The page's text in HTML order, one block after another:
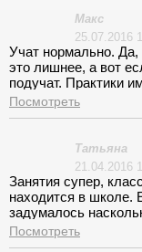
уровне. Больше
выбора времени
Макс
25.07.2016
Учат нормально. Да,
это лишнее, а вот
подучат. Практики
Хотелось, больше
площадка.
Посмотреть
Татьяна
21.04.2016
Занятия супер,
находится в школе.
задумалось
я думаю, что
Посмотреть